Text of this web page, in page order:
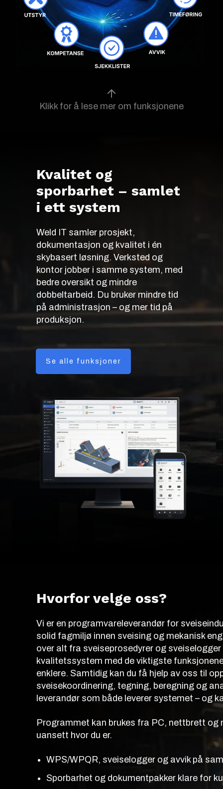
Klikk for å lese mer om funksjonene
Kvalitet og
sporbarhet – samlet
i ett system
Weld IT samler prosjekt,
dokumentasjon og kvalitet i én
skybasert løsning. Verksted og
kontor jobber i samme system, med
bedre oversikt og mindre
dobbeltarbeid. Du bruker mindre tid
på administrasjon – og mer tid på
produksjon.
Se alle funksjoner
Hvorfor velge oss?
Vi er en programvareleverandør for
solid fagmiljø innen sveising og mekanisk
over alt fra sveiseprosedyrer og
kvalitetssystem med de viktigste
enklere. Samtidig kan du få hjelp av oss til
sveisekoordinering, tegning, beregning og
leverandør som både leverer systemet – og
Programmet kan brukes fra PC, nettbrett og
uansett hvor du er.
WPS/WPQR, sveiselogger og avvik på
Sporbarhet og dokumentpakker klare for